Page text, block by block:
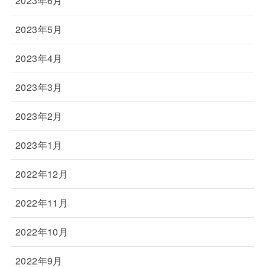
2023年5月
2023年4月
2023年3月
2023年2月
2023年1月
2022年12月
2022年11月
2022年10月
2022年9月